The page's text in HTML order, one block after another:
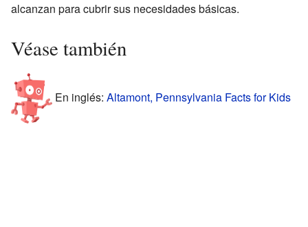
alcanzan para cubrir sus necesidades básicas.
Véase también
En inglés: Altamont, Pennsylvania Facts for Kids